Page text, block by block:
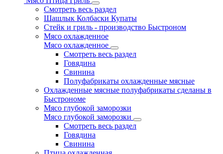
Смотреть весь раздел
Шашлык Колбаски Купаты
Стейк и гриль - производство Быстроном
Мясо охлажденное
Мясо охлажденное
Смотреть весь раздел
Говядина
Свинина
Полуфабрикаты охлажденные мясные
Охлажденные мясные полуфабрикаты сделаны в
Быстрономе
Мясо глубокой заморозки
Мясо глубокой заморозки
Смотреть весь раздел
Говядина
Свинина